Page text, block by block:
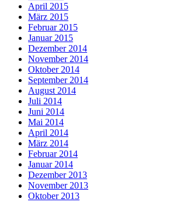
April 2015
März 2015
Februar 2015
Januar 2015
Dezember 2014
November 2014
Oktober 2014
September 2014
August 2014
Juli 2014
Juni 2014
Mai 2014
April 2014
März 2014
Februar 2014
Januar 2014
Dezember 2013
November 2013
Oktober 2013